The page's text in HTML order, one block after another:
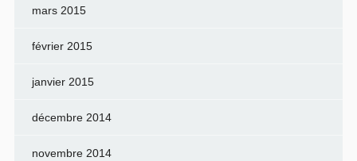
mars 2015
février 2015
janvier 2015
décembre 2014
novembre 2014